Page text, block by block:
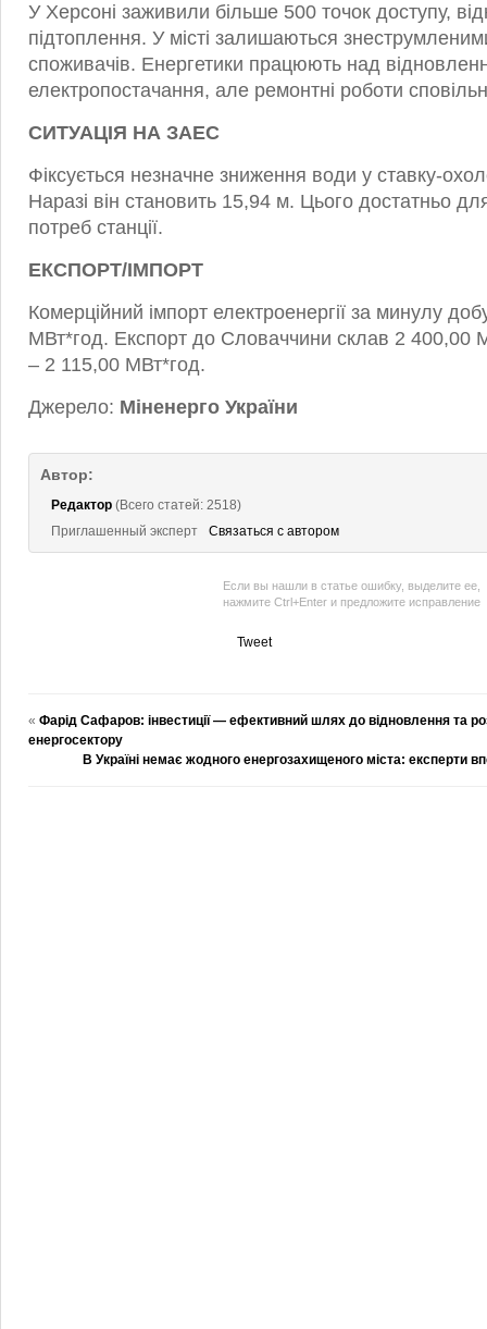
У Херсоні заживили більше 500 точок доступу,
підтоплення. У місті залишаються
споживачів. Енергетики працюють над
електропостачання, але ремонтні роботи
СИТУАЦІЯ НА ЗАЕС
Фіксується незначне зниження води у ставку-
Наразі він становить 15,94 м. Цього достатньо
потреб станції.
ЕКСПОРТ/ІМПОРТ
Комерційний імпорт електроенергії за минулу
МВт*год. Експорт до Словаччини склав 2 400,00
– 2 115,00 МВт*год.
Джерело: Міненерго України
Автор:
Редактор (Всего статей: 2518)
Приглашенный эксперт
Связаться с автором
Если вы нашли в статье ошибку, выделите ее,
нажмите Ctrl+Enter и предложите исправление
Tweet
« Фарід Сафаров: інвестиції — ефективний шлях до відновлення та
енергосектору
В Україні немає жодного енергозахищеного міста: експерти